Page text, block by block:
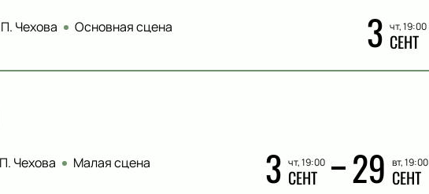
Чехова Основная сцена 3 чт, 19:00
СЕНТ
Чехова Малая сцена 3 чт, 19:00
СЕНТ 29 вт, 19:00
СЕНТ